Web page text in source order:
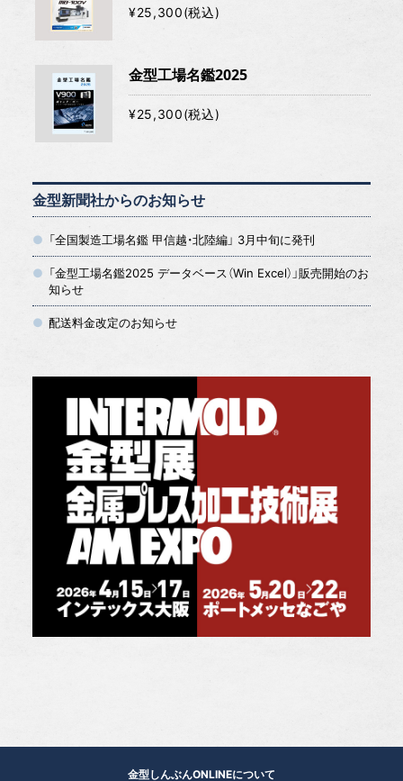
¥25,300(税込)
金型工場名鑑2025
¥25,300(税込)
金型新聞社からのお知らせ
「全国製造工場名鑑 甲信越・北陸編」 3月中旬に発刊
「金型工場名鑑2025 データベース（Win Excel）」販売開始のお
知らせ
配送料金改定のお知らせ
金型しんぶんONLINEについて